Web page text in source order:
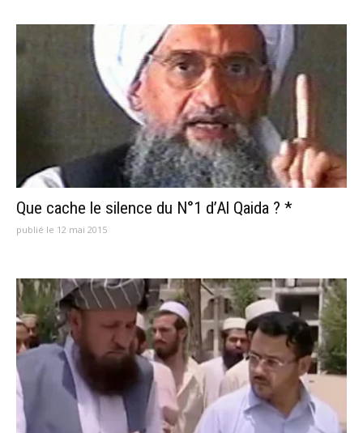
Que cache le silence du N°1 d’Al Qaida ? *
publié le 12 mai 2015